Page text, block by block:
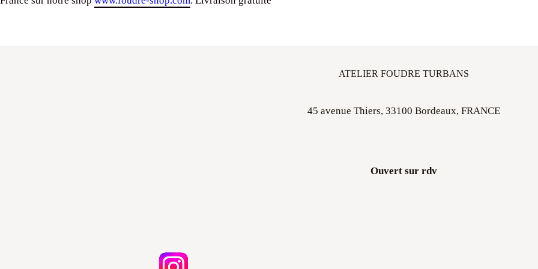
ATELIER FOUDRE TURBANS
45 avenue Thiers, 33100 Bordeaux, FRANCE
Ouvert sur rdv